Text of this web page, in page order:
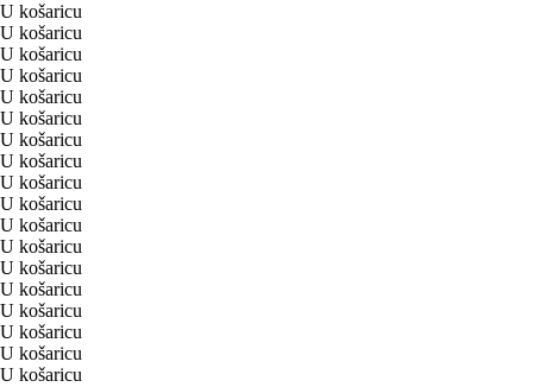
U košaricu
U košaricu
U košaricu
U košaricu
U košaricu
U košaricu
U košaricu
U košaricu
U košaricu
U košaricu
U košaricu
U košaricu
U košaricu
U košaricu
U košaricu
U košaricu
U košaricu
U košaricu